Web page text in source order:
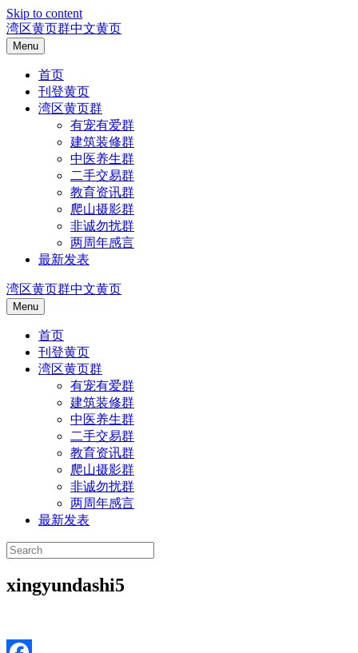
Skip to content
湾区黄页群中文黄页
Menu
首页
刊登黄页
湾区黄页群
有宠有爱群
建筑装修群
中医养生群
二手交易群
教育资讯群
爬山摄影群
非诚勿扰群
两周年感言
最新发表
湾区黄页群中文黄页
Menu
首页
刊登黄页
湾区黄页群
有宠有爱群
建筑装修群
中医养生群
二手交易群
教育资讯群
爬山摄影群
非诚勿扰群
两周年感言
最新发表
xingyundashi5